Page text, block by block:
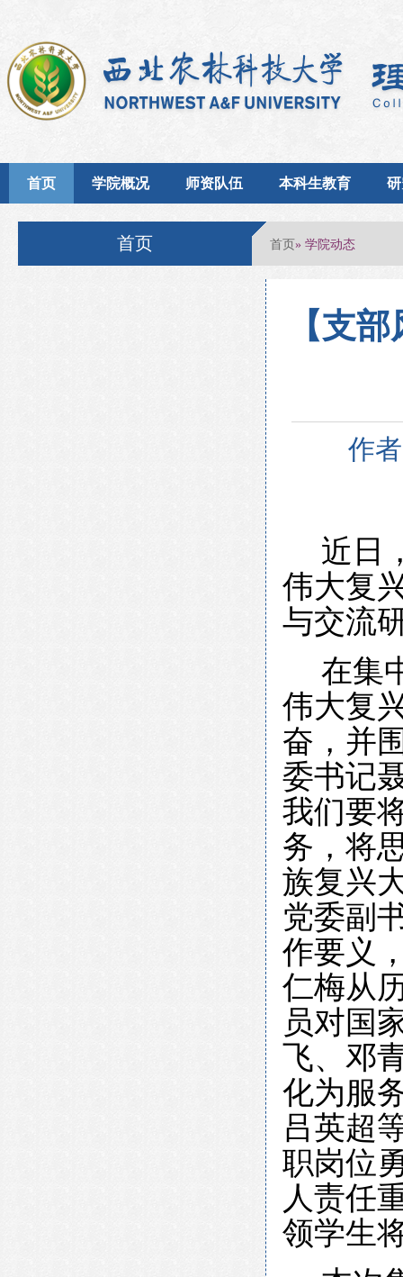
首页 学院概况 师资队伍 本科生教育
首页 首页» 学院动态
【支
作
近日
伟大复
与交流
在集
伟大复
奋，并
委书记
我们要
务，将
族复兴
党委副
作要义
仁梅从
员对国
飞、邓
化为服
吕英超
职岗位
人责任
领学生